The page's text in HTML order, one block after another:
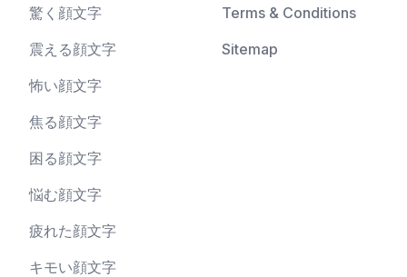
驚く顔文字
震える顔文字
怖い顔文字
焦る顔文字
困る顔文字
悩む顔文字
疲れた顔文字
キモい顔文字
Terms & Conditions
Sitemap